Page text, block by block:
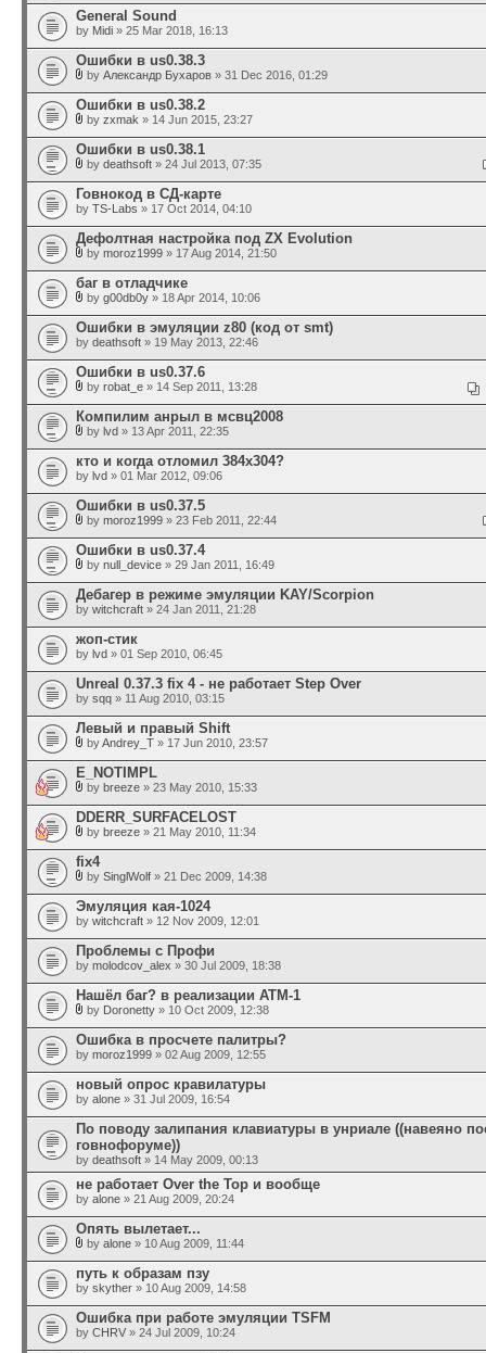
General Sound
by Midi » 25 Mar 2018, 16:13
Ошибки в us0.38.3
by Александр Бухаров » 31 Dec 2016, 01:29
Ошибки в us0.38.2
by zxmak » 14 Jun 2015, 23:27
Ошибки в us0.38.1
by deathsoft » 24 Jul 2013, 07:35
Говнокод в СД-карте
by TS-Labs » 17 Oct 2014, 04:10
Дефолтная настройка под ZX Evolution
by moroz1999 » 17 Aug 2014, 21:50
баг в отладчике
by g00db0y » 18 Apr 2014, 10:06
Ошибки в эмуляции z80 (код от smt)
by deathsoft » 19 May 2013, 22:46
Ошибки в us0.37.6
by robat_e » 14 Sep 2011, 13:28
Компилим анрыл в мсвц2008
by lvd » 13 Apr 2011, 22:35
кто и когда отломил 384x304?
by lvd » 01 Mar 2012, 09:06
Ошибки в us0.37.5
by moroz1999 » 23 Feb 2011, 22:44
Ошибки в us0.37.4
by null_device » 29 Jan 2011, 16:49
Дебагер в режиме эмуляции KAY/Scorpion
by witchcraft » 24 Jan 2011, 21:28
жоп-стик
by lvd » 01 Sep 2010, 06:45
Unreal 0.37.3 fix 4 - не работает Step Over
by sqq » 11 Aug 2010, 03:15
Левый и правый Shift
byAndrey_T » 17 Jun 2010, 23:57
E_NOTIMPL
by breeze » 23 May 2010, 15:33
DDERR_SURFACELOST
by breeze » 21 May 2010, 11:34
fix4
by SinglWolf » 21 Dec 2009, 14:38
Эмуляция кая-1024
by witchcraft » 12 Nov 2009, 12:01
Проблемы с Профи
by molodcov_alex » 30 Jul 2009, 18:38
Нашёл баг? в реализации АТМ-1
by Doronetty » 10 Oct 2009, 12:38
Ошибка в просчете палитры?
by moroz1999 » 02 Aug 2009, 12:55
новый опрос кравилатуры
by alone » 31 Jul 2009, 16:54
По поводу залипания клавиатуры в унриале ((навеяно
говнофоруме))
by deathsoft » 14 May 2009, 00:13
не работает Over the Top и вообще
by alone » 21 Aug 2009, 20:24
Опять вылетает...
by alone » 10 Aug 2009, 11:44
путь к образам пзу
by skyther » 10 Aug 2009, 14:58
Ошибка при работе эмуляции TSFM
by CHRV » 24 Jul 2009, 10:24